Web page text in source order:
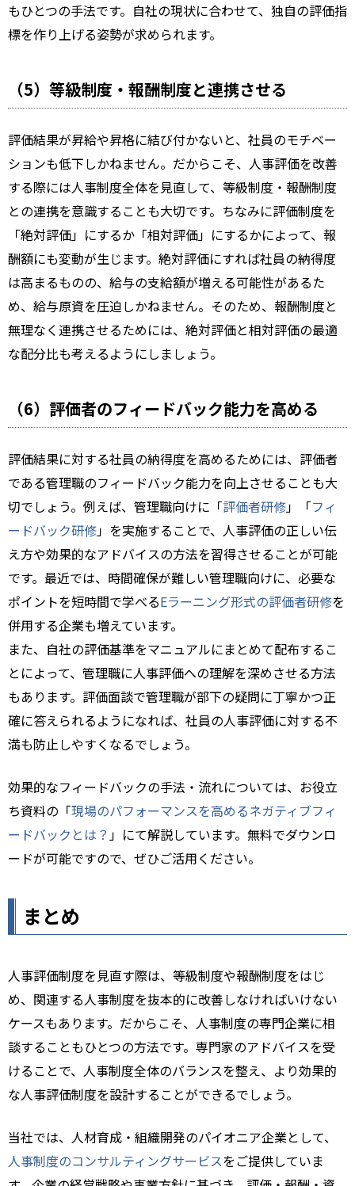
もひとつの手法です。自社の現状に合わせて、独自の評価指
標を作り上げる姿勢が求められます。
（5）等級制度・報酬制度と連携させる
評価結果が昇給や昇格に結び付かないと、社員のモチベー
ションも低下しかねません。だからこそ、人事評価を改善
する際には人事制度全体を見直して、等級制度・報酬制度
との連携を意識することも大切です。ちなみに評価制度を
「絶対評価」にするか「相対評価」にするかによって、報
酬額にも変動が生じます。絶対評価にすれば社員の納得度
は高まるものの、給与の支給額が増える可能性があるた
め、給与原資を圧迫しかねません。そのため、報酬制度と
無理なく連携させるためには、絶対評価と相対評価の最適
な配分比も考えるようにしましょう。
（6）評価者のフィードバック能力を高める
評価結果に対する社員の納得度を高めるためには、評価者
である管理職のフィードバック能力を向上させることも大
切でしょう。例えば、管理職向けに「評価者研修」「フィ
ードバック研修」を実施することで、人事評価の正しい伝
え方や効果的なアドバイスの方法を習得させることが可能
です。最近では、時間確保が難しい管理職向けに、必要な
ポイントを短時間で学べるEラーニング形式の評価者研修を
併用する企業も増えています。
また、自社の評価基準をマニュアルにまとめて配布するこ
とによって、管理職に人事評価への理解を深めさせる方法
もあります。評価面談で管理職が部下の疑問に丁寧かつ正
確に答えられるようになれば、社員の人事評価に対する不
満も防止しやすくなるでしょう。
効果的なフィードバックの手法・流れについては、お役立
ち資料の「現場のパフォーマンスを高めるネガティブフィ
ードバックとは？」にて解説しています。無料でダウンロ
ードが可能ですので、ぜひご活用ください。
まとめ
人事評価制度を見直す際は、等級制度や報酬制度をはじ
め、関連する人事制度を抜本的に改善しなければいけない
ケースもあります。だからこそ、人事制度の専門企業に相
談することもひとつの方法です。専門家のアドバイスを受
けることで、人事制度全体のバランスを整え、より効果的
な人事評価制度を設計することができるでしょう。
当社では、人材育成・組織開発のパイオニア企業として、
人事制度のコンサルティングサービスをご提供していま